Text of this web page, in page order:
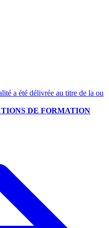
a été délivrée au titre de la ou
DE FORMATION